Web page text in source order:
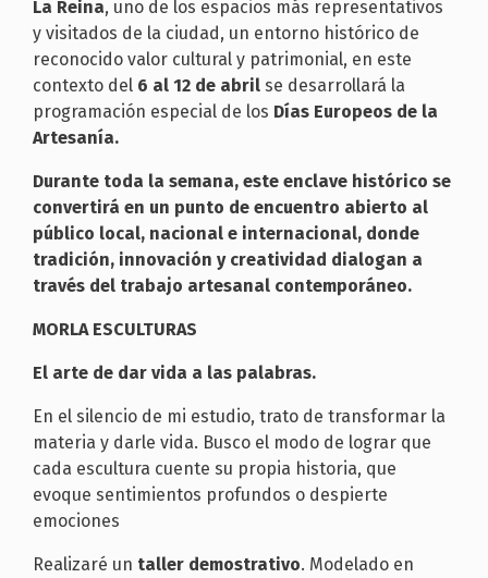
La Reina, uno de los espacios más representativos
y visitados de la ciudad, un entorno histórico de
reconocido valor cultural y patrimonial, en este
contexto del 6 al 12 de abril se desarrollará la
programación especial de los Días Europeos de la
Artesanía.
Durante toda la semana, este enclave histórico se
convertirá en un punto de encuentro abierto al
público local, nacional e internacional, donde
tradición, innovación y creatividad dialogan a
través del trabajo artesanal contemporáneo.
MORLA ESCULTURAS
El arte de dar vida a las palabras.
En el silencio de mi estudio, trato de transformar la
materia y darle vida. Busco el modo de lograr que
cada escultura cuente su propia historia, que
evoque sentimientos profundos o despierte
emociones
Realizaré un taller demostrativo. Modelado en